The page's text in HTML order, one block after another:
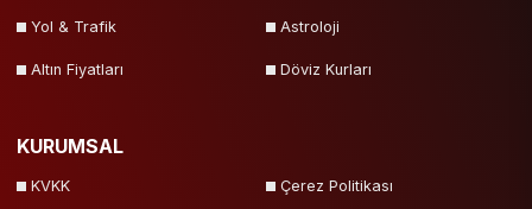
Yol & Trafik Astroloji
Altın Fiyatları Döviz Kurları
KURUMSAL
KVKK Çerez Politikası